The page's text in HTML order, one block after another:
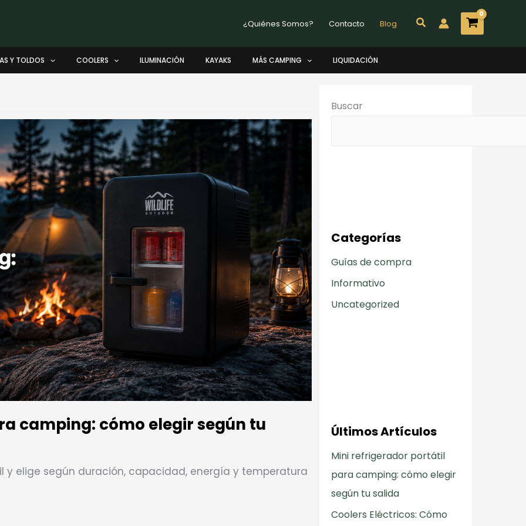
¿Quiénes Somos? Contacto Blog Buscar
Y TOLDOS COOLERS ILUMINACIÓN KAYAKS MÁS CAMPING LIQUIDACIÓN
camping: cómo elegir según tu
y elige según duración, capacidad, energía y temperatura
Buscar
Categorías
Guías de compra
Informativo
Uncategorized
Últimos Artículos
Mini refrigerador portátil
para camping: cómo elegir
según tu salida
Coolers Eléctricos: Cómo